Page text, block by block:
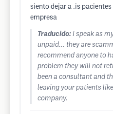
siento dejar a .is
empresa
Traducido: I speak as
unpaid... they are
recommend anyone to
problem they will not
been a consultant and
leaving your patients
company.